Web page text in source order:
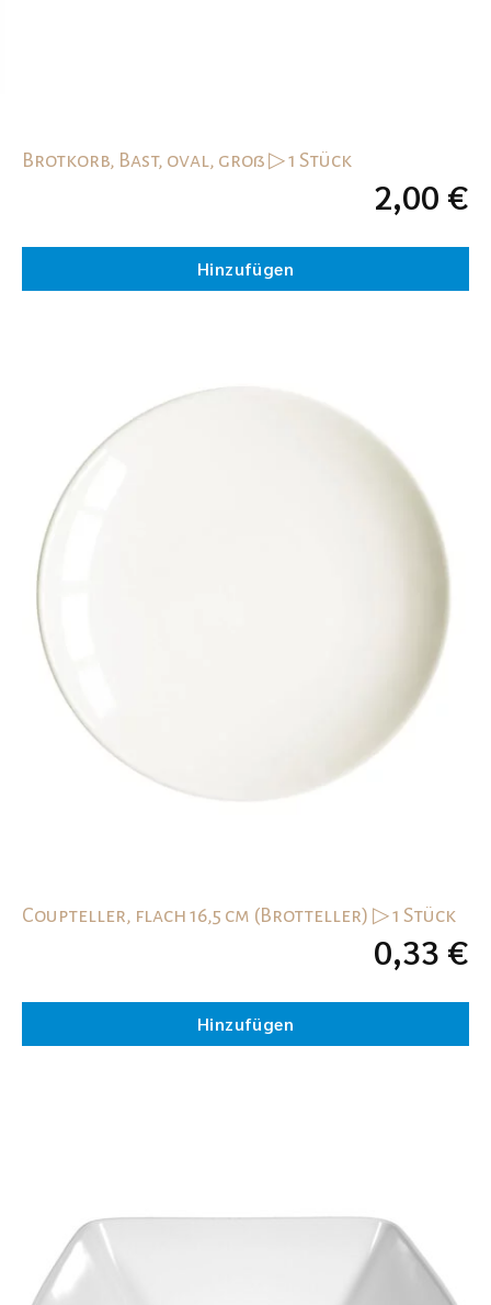
Brotkorb, Bast, oval, groß ▷ 1 Stück
2,00 €
Hinzufügen
Coupteller, flach 16,5 cm (Brotteller) ▷ 1 Stück
0,33 €
Hinzufügen